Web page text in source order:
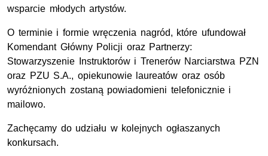
wsparcie młodych artystów.
O terminie i formie wręczenia nagród, które ufundował
Komendant Główny Policji oraz Partnerzy:
Stowarzyszenie Instruktorów i Trenerów Narciarstwa PZN
oraz PZU S.A., opiekunowie laureatów oraz osób
wyróżnionych zostaną powiadomieni telefonicznie i
mailowo.
Zachęcamy do udziału w kolejnych ogłaszanych
konkursach.